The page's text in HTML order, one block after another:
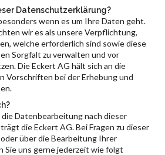
Datenschutzerklärung?
wenn es um Ihre Daten geht.
wir es als unsere Verpflichtung,
welche erforderlich sind sowie diese
Sorgfalt zu verwalten und vor
Die Eckert AG hält sich an die
Vorschriften bei der Erhebung und
Datenbearbeitung nach dieser
die Eckert AG. Bei Fragen zu dieser
über die Bearbeitung Ihrer
Sie uns gerne jederzeit wie folgt